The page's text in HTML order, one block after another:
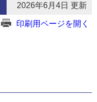
2026年6月4日 更新
印刷用ページを開く